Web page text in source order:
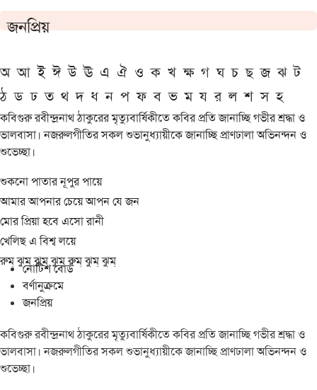
জনপ্রিয়
অ আ ই ঈ উ ঊ এ ঐ ও ক খ ক্ষ গ ঘ চ ছ জ ঝ ট
ঠ ড ঢ ত থ দ ধ ন প ফ ব ভ ম য র ল শ স হ
কবিগুরু রবীন্দ্রনাথ ঠাকুরের মৃত্যুবার্ষিকীতে কবির প্রতি জানাচ্ছি গভীর শ্রদ্ধা ও
ভালবাসা। নজরুলগীতির সকল শুভানুধ্যায়ীকে জানাচ্ছি প্রাণঢালা অভিনন্দন ও
শুভেচ্ছা।
শুকনো পাতার নূপুর পায়ে
আমার আপনার চেয়ে আপন যে জন
মোর প্রিয়া হবে এসো রানী
খেলিছ এ বিশ্ব লয়ে
রুম্ ঝুম্ ঝুম্ ঝুম্ রুম্ ঝুম্ ঝুম্
নোটিশ বোর্ড
বর্ণানুক্রমে
জনপ্রিয়
কবিগুরু রবীন্দ্রনাথ ঠাকুরের মৃত্যুবার্ষিকীতে কবির প্রতি জানাচ্ছি গভীর শ্রদ্ধা ও
ভালবাসা। নজরুলগীতির সকল শুভানুধ্যায়ীকে জানাচ্ছি প্রাণঢালা অভিনন্দন ও
শুভেচ্ছা।